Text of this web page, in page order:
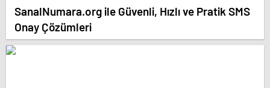
SanalNumara.org ile Güvenli, Hızlı ve Pratik SMS
Onay Çözümleri